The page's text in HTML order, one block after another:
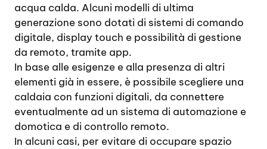
acqua calda. Alcuni modelli di ultima
generazione sono dotati di sistemi di comando
digitale, display touch e possibilità di gestione
da remoto, tramite app.
In base alle esigenze e alla presenza di altri
elementi già in essere, è possibile scegliere una
caldaia con funzioni digitali, da connettere
eventualmente ad un sistema di automazione e
domotica e di controllo remoto.
In alcuni casi, per evitare di occupare spazio